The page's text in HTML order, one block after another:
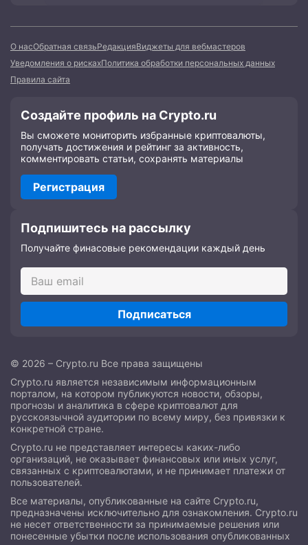
О насОбратная связьРедакцияВиджеты для вебмастеров
Уведомления о рискахПолитика обработки персональных данных
Правила сайта
Создайте профиль на Crypto.ru
Вы сможете мониторить избранные криптовалюты,
получать достижения и рейтинг за активность,
комментировать статьи, сохранять материалы
Регистрация
Подпишитесь на рассылку
Получайте финасовые рекомендации каждый день
Подписаться
© 2026 – Crypto.ru Все права защищены
Crypto.ru является независимым информационным
порталом, на котором публикуются новости, обзоры,
прогнозы и аналитика в сфере криптовалют для
русскоязычной аудитории по всему миру, без привязки к
конкретной стране.
Crypto.ru не представляет интересы каких-либо
организаций, не оказывает финансовых или иных услуг,
связанных с криптовалютами, и не принимает платежи от
пользователей.
Все материалы, опубликованные на сайте Crypto.ru,
предназначены исключительно для ознакомления. Crypto.ru
не несет ответственности за принимаемые решения или
понесенные убытки после использования опубликованных